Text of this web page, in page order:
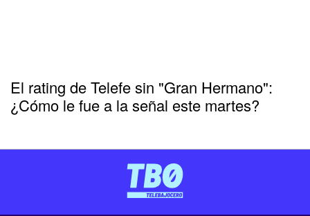
El rating de Telefe sin "Gran Hermano":
¿Cómo le fue a la señal este martes?